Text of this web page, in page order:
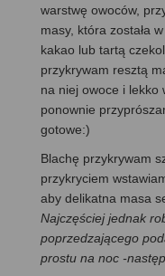
warstwę owoców,
masy, która została
kakao lub tartą
przykrywam resztą
na niej owoce i lekko
ponownie
gotowe:)
Blachę przykrywam
przykryciem
aby delikatna masa
Najczęściej jednak
poprzedzającego
prostu na noc -